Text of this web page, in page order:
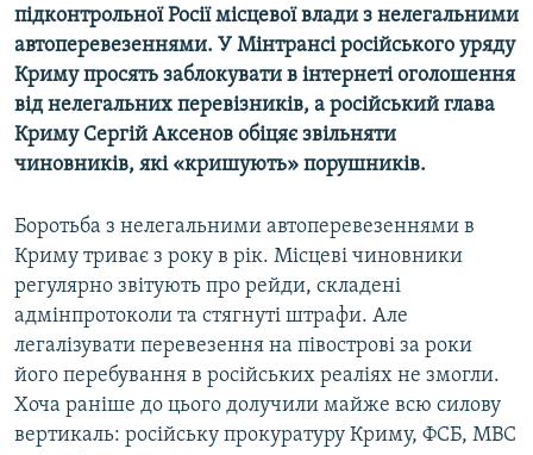
підконтрольної Росії місцевої влади з нелегальними
автоперевезеннями. У Мінтрансі російського уряду
Криму просять заблокувати в інтернеті оголошення
від нелегальних перевізників, а російський глава
Криму Сергій Аксенов обіцяє звільняти
чиновників, які «кришують» порушників.
Боротьба з нелегальними автоперевезеннями в
Криму триває з року в рік. Місцеві чиновники
регулярно звітують про рейди, складені
адмінпротоколи та стягнуті штрафи. Але
легалізувати перевезення на півострові за роки
його перебування в російських реаліях не змогли.
Хоча раніше до цього долучили майже всю силову
вертикаль: російську прокуратуру Криму, ФСБ, МВС